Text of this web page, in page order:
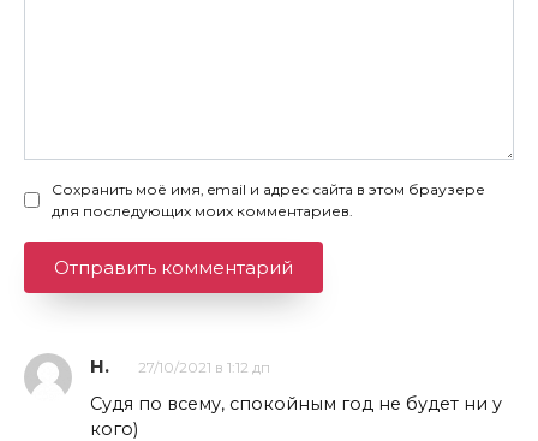
Сохранить моё имя, email и адрес сайта в этом браузере
для последующих моих комментариев.
Н. 27/10/2021 в 1:12 дп
Судя по всему, спокойным год не будет ни у
кого)